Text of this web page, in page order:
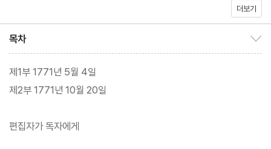
슬픔》을 선보인다. 독자의 이해를 돕기 위해 괴테의 연보를 권말에
을 만끽하도록 했다.
괴테의 이 소설은 1774년에 출간되자마자 젊은 층의 공감을 얻으
며 유럽 전역에 열광적인 반응을 불러일으켰으며 지금은 세계적인
푸른색 연미복은 당시에 유행이 되었고, 베르테르를 모방한 자살 신
더보기
목차
제1부 1771년 5월 4일
제2부 1771년 10월 20일
편집자가 독자에게